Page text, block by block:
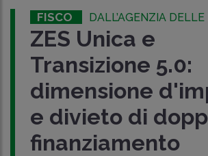
FISCO DALL’AGENZIA
ZES Unica e
Transizione 5.0:
dimensione
e divieto di
finanziamento